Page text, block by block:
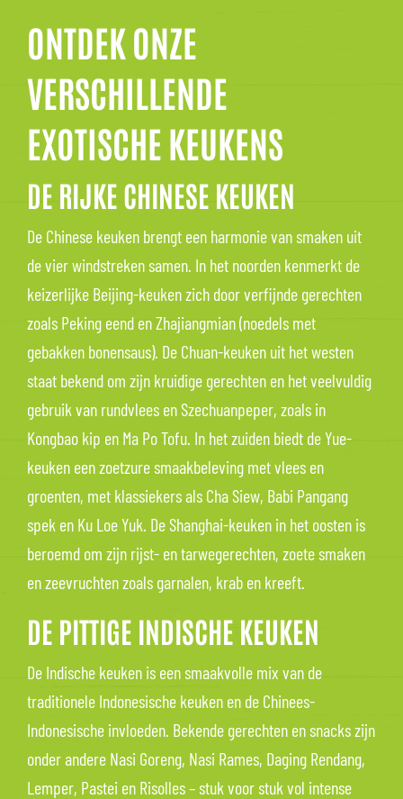
ONTDEK ONZE
VERSCHILLENDE
EXOTISCHE KEUKENS
DE RIJKE CHINESE KEUKEN
De Chinese keuken brengt een harmonie van smaken uit
de vier windstreken samen. In het noorden kenmerkt de
keizerlijke Beijing-keuken zich door verfijnde gerechten
zoals Peking eend en Zhajiangmian (noedels met
gebakken bonensaus). De Chuan-keuken uit het westen
staat bekend om zijn kruidige gerechten en het veelvuldig
gebruik van rundvlees en Szechuanpeper, zoals in
Kongbao kip en Ma Po Tofu. In het zuiden biedt de Yue-
keuken een zoetzure smaakbeleving met vlees en
groenten, met klassiekers als Cha Siew, Babi Pangang
spek en Ku Loe Yuk. De Shanghai-keuken in het oosten is
beroemd om zijn rijst- en tarwegerechten, zoete smaken
en zeevruchten zoals garnalen, krab en kreeft.
DE PITTIGE INDISCHE KEUKEN
De Indische keuken is een smaakvolle mix van de
traditionele Indonesische keuken en de Chinees-
Indonesische invloeden. Bekende gerechten en snacks zijn
onder andere Nasi Goreng, Nasi Rames, Daging Rendang,
Lemper, Pastei en Risolles – stuk voor stuk vol intense